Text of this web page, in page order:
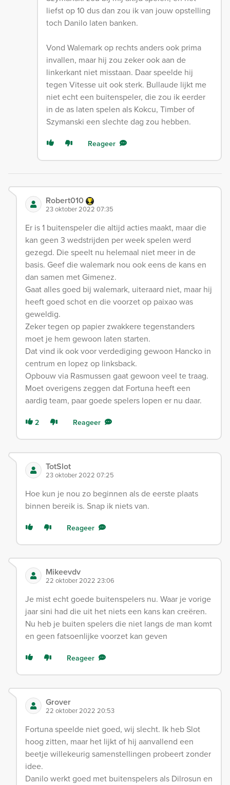
liefst op 10 dus dan zou ik van jouw opstelling
toch Danilo laten banken.
Vond Walemark op rechts anders ook prima
invallen, maar hij zou zeker ook aan de
linkerkant niet misstaan. Daar speelde hij
tegen Vitesse uit ook sterk. Bullaude lijkt me
niet echt een buitenspeler, die zou ik eerder
in de as laten spelen als Kokcu, Timber of
Szymanski een slechte dag zou hebben.
Reageer
Robert010
23 oktober 2022 07:35
Er is 1 buitenspeler die altijd acties maakt, maar die
kan geen 3 wedstrijden per week spelen werd
gezegd. Die speelt nu helemaal niet meer in de
basis. Geef die walemark nou ook eens de kans en
dan samen met Gimenez.
Gaat alles goed bij walemark, uiteraard niet, maar hij
heeft goed schot en die voorzet op paixao was
geweldig.
Zeker tegen op papier zwakkere tegenstanders
moet je hem gewoon laten starten.
Dat vind ik ook voor verdediging gewoon Hancko in
centrum en lopez op linksback.
Opbouw via Rasmussen gaat gewoon veel te traag.
Moet overigens zeggen dat Fortuna heeft een
aardig team, paar goede spelers lopen er nu daar.
2 Reageer
TotSlot
23 oktober 2022 07:25
Hoe kun je nou zo beginnen als de eerste plaats
binnen bereik is. Snap ik niets van.
Reageer
Mikeevdv
22 oktober 2022 23:06
Je mist echt goede buitenspelers nu. Waar je vorige
jaar sini had die uit het niets een kans kan creëren.
Nu heb je buiten spelers die niet langs de man komt
en geen fatsoenlijke voorzet kan geven
Reageer
Grover
22 oktober 2022 20:53
Fortuna speelde niet goed, wij slecht. Ik heb Slot
hoog zitten, maar het lijkt of hij aanvallend een
beetje willekeurig samenstellingen probeert zonder
idee.
Danilo werkt goed met buitenspelers als Dilrosun en